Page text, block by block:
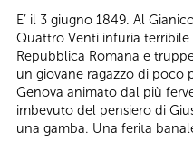
E’ il 3 giugno 1849. Al
Quattro Venti infuria
Repubblica Romana e
un giovane ragazzo di poco
Genova animato dal più
imbevuto del pensiero di
una gamba. Una ferita